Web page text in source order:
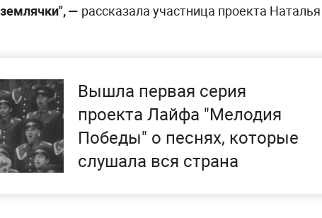
— рассказала участница проекта Наталья
Вышла первая серия
проекта Лайфа "Мелодия
Победы" о песнях, которые
слушала вся страна